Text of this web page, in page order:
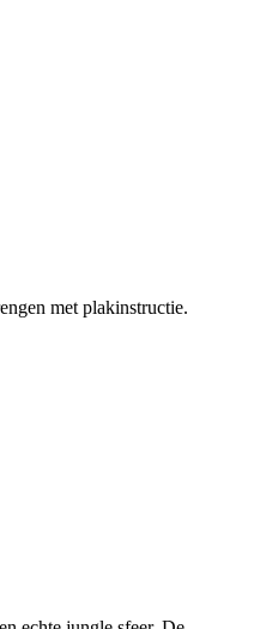
met plakinstructie.